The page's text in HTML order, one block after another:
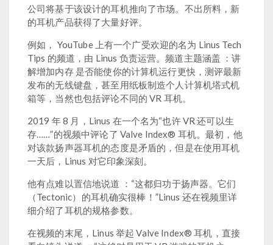
公司将基于该设计的耳机推向了市场。不出所料，新
的耳机产品获得了大量好评。
例如， YouTube 上有一个广受欢迎的名为 Linus Tech
Tips 的频道，由 Linus 负责运营。频道主题涵盖 ：讲
解增加内存 是否能使你的计算机运行更快，测评最新
发布的无线键盘，甚至用纸板制造个人计算机塔式机
箱等，当然也包括评论不同的 VR 耳机。
2019 年 8 月，Linus 在一个名为“也许 VR 还可以生
存……”的视频中评论了 Valve Index® 耳机。最初，他
对该款扬声器耳机的态度是矛盾的，但是在使用耳机
一天后，Linus 对它印象深刻。
他有点难以置信地说道 ：“这都归功于扬声器。它们
（Tectonic）的耳机确实很棒！”Linus 还在视频里详
细介绍了耳机的规格参数。
在视频的末尾，Linus 举起 Valve Index® 耳机，直接